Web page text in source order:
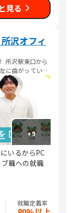
見る
沢オフィ
所沢駅東口から
に曲がっていた
ります。ビルの
ります(^^
+9
いるからPC
職への就職
就職定着率